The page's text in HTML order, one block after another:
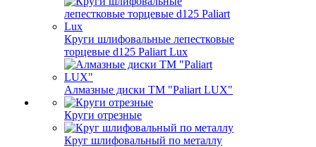
Круги шлифовальные лепестковые
торцевые d125 Paliart Lux
Алмазные диски ТМ "Paliart LUX"
Круги отрезные
Круг шлифовальный по металлу